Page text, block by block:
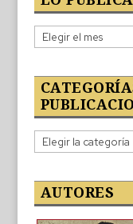
Lo
publicado
Categorías
de
publicaciones
AUTORES